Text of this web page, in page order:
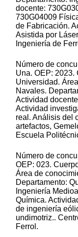
docente:
730G04009
de Fabricación.
Asistida por
Ingeniería de
Número de
Una. OEP: 2023.
Universidad.
Navales.
Actividad
Actividad
real. Análisis del
artefactos,
Escuela
Número de
OEP: 023.
Área de
Departamento:
Ingeniería
Química.
de ingeniería
undimotriz..
Ferrol.